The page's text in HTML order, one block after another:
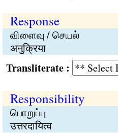
Response
விளைவு / செயல்
अनुक्रिया
:
Responsibility
பொறுப்பு
उत्तरदायित्व